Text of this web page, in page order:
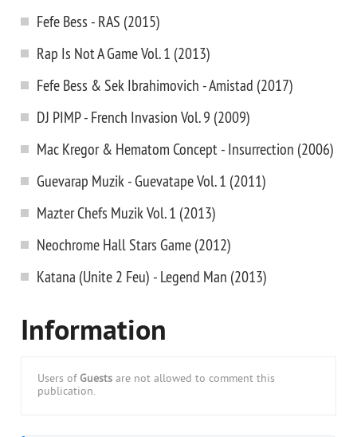
Fefe Bess - RAS (2015)
Rap Is Not A Game Vol. 1 (2013)
Fefe Bess & Sek Ibrahimovich - Amistad (2017)
DJ PIMP - French Invasion Vol. 9 (2009)
Mac Kregor & Hematom Concept - Insurrection (2006)
Guevarap Muzik - Guevatape Vol. 1 (2011)
Mazter Chefs Muzik Vol. 1 (2013)
Neochrome Hall Stars Game (2012)
Katana (Unite 2 Feu) - Legend Man (2013)
Information
Users of Guests are not allowed to comment this
publication.